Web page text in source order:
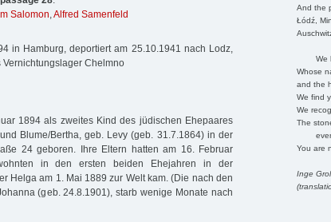
And the
Łódź,
We
Whose
and the
We find
We
The
every
You are
Inge
Salomon,Alfred Samenfeld
in Hamburg, deportiert am 25.10.1941 nach Lodz,
Chelmno
1894 als zweites Kind des jüdischen Ehepaares
Blume/Bertha, geb. Levy (geb. 31.7.1864) in der
24 geboren. Ihre Eltern hatten am 16. Februar
in den ersten beiden Ehejahren in der
Helga am 1. Mai 1889 zur Welt kam. (Die nach den
(geb. 24.8.1901), starb wenige Monate nach